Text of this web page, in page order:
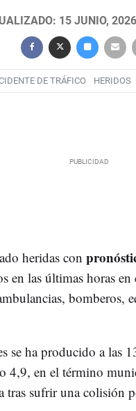
15 JUNIO,
DE TRÁFICO HERIDOS
heridas con
en las últimas horas
bomberos,
se ha producido a las
4,9, en el término
tras sufrir una colisión